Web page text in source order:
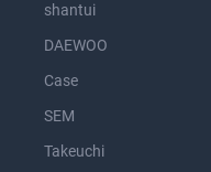
shantui
DAEWOO
Case
SEM
Takeuchi